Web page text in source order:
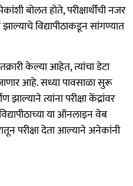
बोलत होते, परीक्षार्थींची नजर
झाल्याचे विद्यापीठाकडून सांगण्यात
तक्रारी केल्या आहेत, त्यांचा डेटा
आहे. सध्या पावसाळा सुरू
त्यांना परीक्षा केंद्रांवर
या ऑनलाइन वेब
परीक्षा देता आल्याने अनेकांनी